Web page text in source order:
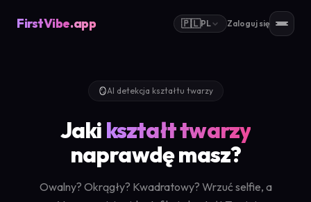
FirstVibe.app 🇵🇱PL Zaloguj się
🪞AI detekcja kształtu twarzy
Jaki kształt twarzy
naprawdę masz?
Owalny? Okrągły? Kwadratowy? Wrzuć selfie, a